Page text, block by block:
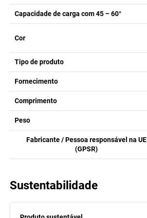
Capacidade de carga com 45 – 60°
Cor
Tipo de produto
Fornecimento
Comprimento
Peso
Fabricante / Pessoa responsável na UE
(GPSR)
Sustentabilidade